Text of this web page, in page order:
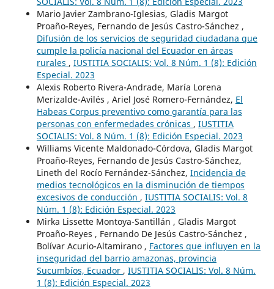
Mario Javier Zambrano-Iglesias, Gladis Margot
Proaño-Reyes, Fernando de Jesús Castro-Sánchez ,
Difusión de los servicios de seguridad ciudadana que
cumple la policía nacional del Ecuador en áreas
rurales , IUSTITIA SOCIALIS: Vol. 8 Núm. 1 (8): Edición
Especial. 2023
Alexis Roberto Rivera-Andrade, María Lorena
Merizalde-Avilés , Ariel José Romero-Fernández, El
Habeas Corpus preventivo como garantía para las
personas con enfermedades crónicas , IUSTITIA
SOCIALIS: Vol. 8 Núm. 1 (8): Edición Especial. 2023
Williams Vicente Maldonado-Córdova, Gladis Margot
Proaño-Reyes, Fernando de Jesús Castro-Sánchez,
Lineth del Rocío Fernández-Sánchez, Incidencia de
medios tecnológicos en la disminución de tiempos
excesivos de conducción , IUSTITIA SOCIALIS: Vol. 8
Núm. 1 (8): Edición Especial. 2023
Mirka Lissette Montoya-Santillán , Gladis Margot
Proaño-Reyes , Fernando De Jesús Castro-Sánchez ,
Bolívar Acurio-Altamirano , Factores que influyen en la
inseguridad del barrio amazonas, provincia
Sucumbíos, Ecuador , IUSTITIA SOCIALIS: Vol. 8 Núm.
1 (8): Edición Especial. 2023